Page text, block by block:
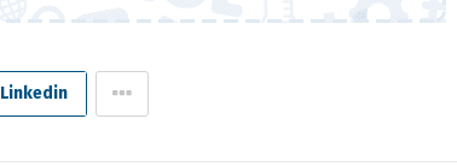
Linkedin